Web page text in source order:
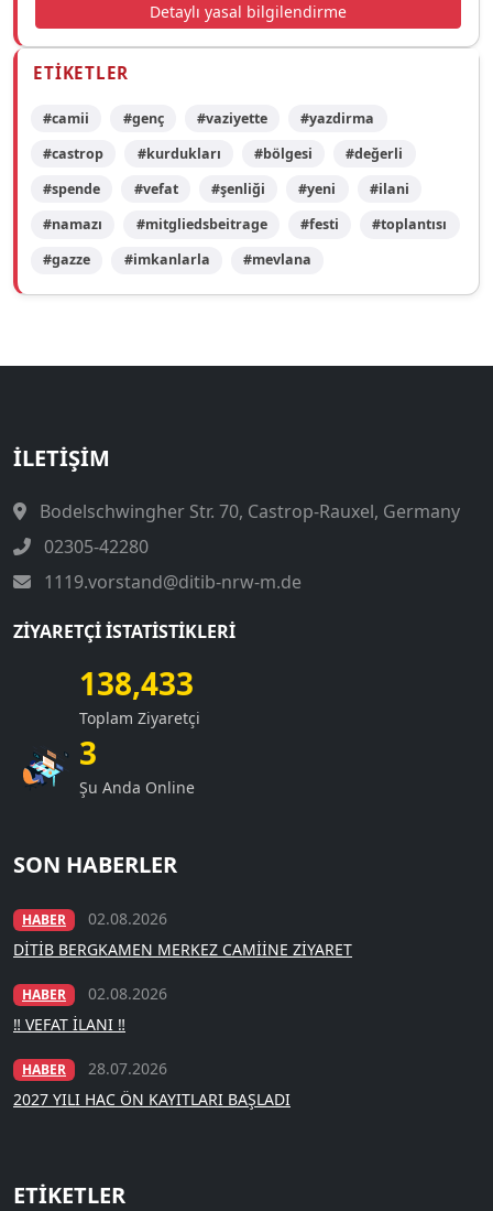
Detaylı yasal bilgilendirme
ETIKETLER
#camii #genç #vaziyette
#yazdirma
#castrop
#kurdukları #bölgesi
#değerli
#spende
#vefat #şenliği #yeni
#ilani
#namazı
#mitgliedsbeitrage #festi
#toplantısı
#gazze
#imkanlarla #mevlana
İLETIŞIM
Bodelschwingher Str. 70, Castrop-Rauxel, Germany
02305-42280
1119.vorstand@ditib-nrw-m.de
ZIYARETÇI İSTATISTIKLERI
138,433
Toplam Ziyaretçi
3
Şu Anda Online
SON HABERLER
HABER
02.08.2026
DİTİB BERGKAMEN MERKEZ CAMİİNE ZİYARET
HABER
02.08.2026
‼️ VEFAT İLANI ‼️
HABER
28.07.2026
2027 YILI HAC ÖN KAYITLARI BAŞLADI
ETIKETLER